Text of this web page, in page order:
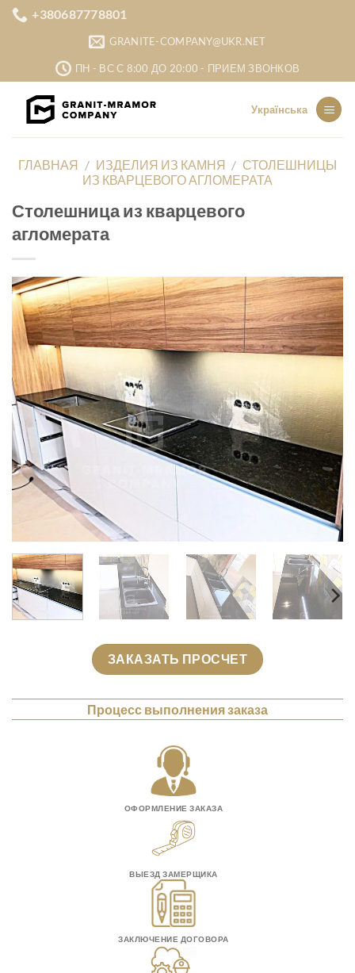
Skip
+380687778801
GRANITE-COMPANY@UKR.NET
ПН - ВС С 8:00 ДО 20:00 - ПРИЕМ ЗВОНКОВ
Українська
ГЛАВНАЯ / ИЗДЕЛИЯ ИЗ КАМНЯ / СТОЛЕШНИЦЫ
ИЗ КВАРЦЕВОГО АГЛОМЕРАТА
Столешница из кварцевого
агломерата
ЗАКАЗАТЬ ПРОСЧЕТ
Процесс выполнения заказа
ОФОРМЛЕНИЕ ЗАКАЗА
ВЫЕЗД ЗАМЕРЩИКА
ЗАКЛЮЧЕНИЕ ДОГОВОРА